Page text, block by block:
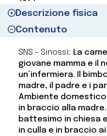
Descrizione fisica
Contenuto
SNS - Sinossi: La
giovane mamma e il
un’infermiera. Il
madre, il padre e i
Ambiente
in braccio alla
battesimo in chiesa
in culla e in braccio